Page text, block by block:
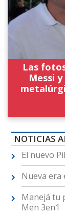
Las
Messi
NOTICIAS
El nuevo
Nueva era
Manejá tu
Men 3en1